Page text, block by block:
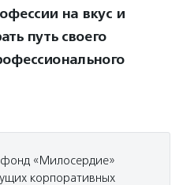
на вкус и
путь своего
фонд «Милосердие»
корпоративных